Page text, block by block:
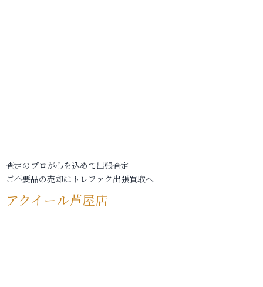
査定のプロが心を込めて出張査定
ご不要品の売却はトレファク出張買取へ
アクイール芦屋店